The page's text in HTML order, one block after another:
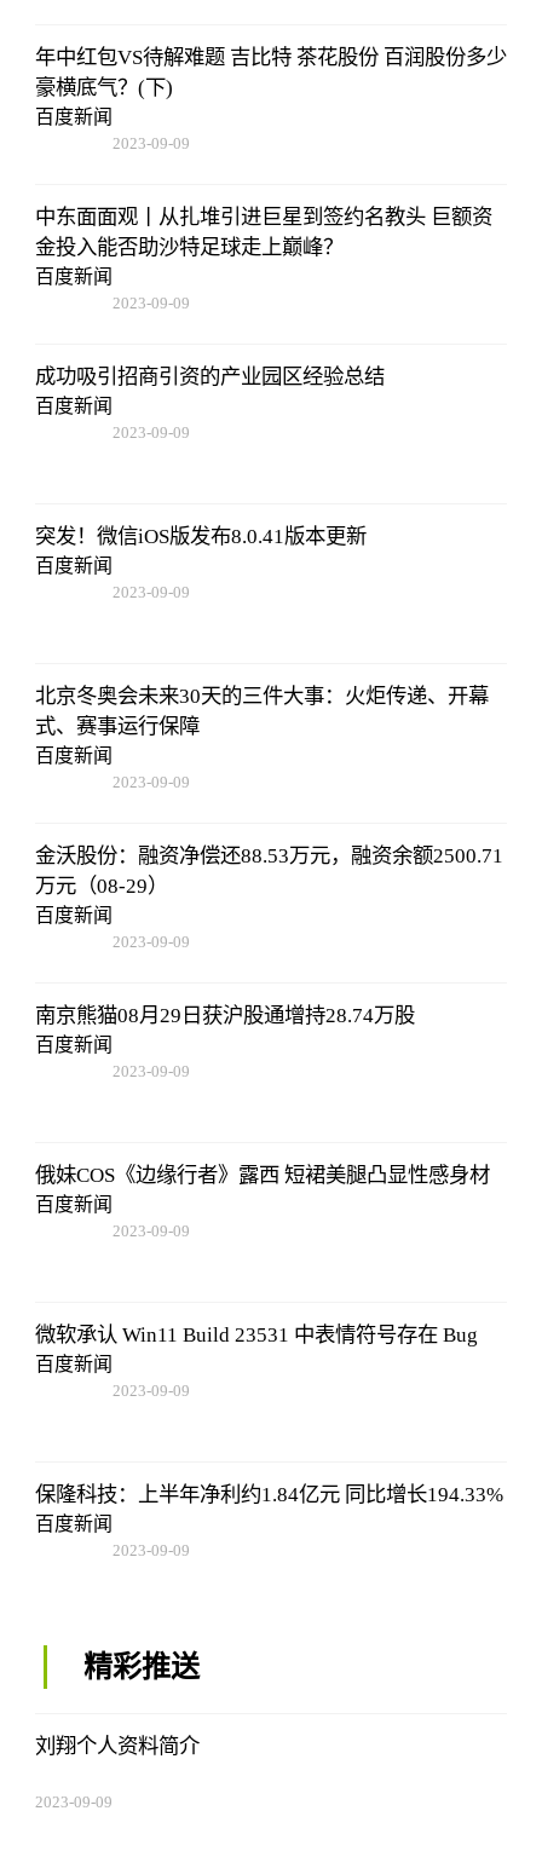
年中红包VS待解难题 吉比特 茶花股份 百润股份多少
豪横底气？(下)
百度新闻
2023-09-09
中东面面观丨从扎堆引进巨星到签约名教头 巨额资
金投入能否助沙特足球走上巅峰？
百度新闻
2023-09-09
成功吸引招商引资的产业园区经验总结
百度新闻
2023-09-09
突发！微信iOS版发布8.0.41版本更新
百度新闻
2023-09-09
北京冬奥会未来30天的三件大事：火炬传递、开幕
式、赛事运行保障
百度新闻
2023-09-09
金沃股份：融资净偿还88.53万元，融资余额2500.71
万元（08-29）
百度新闻
2023-09-09
南京熊猫08月29日获沪股通增持28.74万股
百度新闻
2023-09-09
俄妹COS《边缘行者》露西 短裙美腿凸显性感身材
百度新闻
2023-09-09
微软承认 Win11 Build 23531 中表情符号存在 Bug
百度新闻
2023-09-09
保隆科技：上半年净利约1.84亿元 同比增长194.33%
百度新闻
2023-09-09
精彩推送
刘翔个人资料简介
2023-09-09